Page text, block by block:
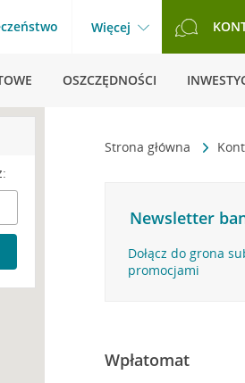
Więcej
OSZCZĘDNOŚCI
Strona główna
Newsletter
Dołącz do grona
promocjami
Wpłatomat